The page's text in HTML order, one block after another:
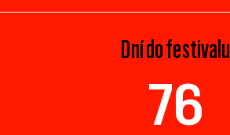
Dní do festivalu
76